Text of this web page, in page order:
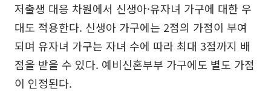
저출생 대응 차원에서 신생아·유자녀 가구에 대한 우
대도 적용한다. 신생아 가구에는 2점의 가점이 부여
되며 유자녀 가구는 자녀 수에 따라 최대 3점까지 배
점을 받을 수 있다. 예비신혼부부 가구에도 별도 가점
이 인정된다.